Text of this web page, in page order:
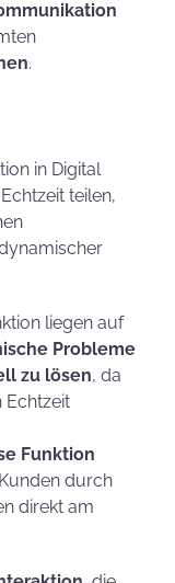
.
in Digital
teilen,
liegen auf
Probleme
zu lösen, da
Echtzeit
Funktion
durch
direkt am